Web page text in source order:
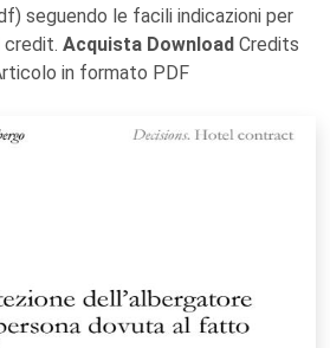
seguendo le facili indicazioni per
credit. Acquista Download Credits
in formato PDF